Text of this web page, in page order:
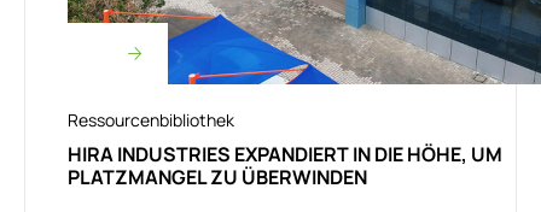
Ressourcenbibliothek
HIRA INDUSTRIES EXPANDIERT IN DIE HÖHE, UM
PLATZMANGEL ZU ÜBERWINDEN